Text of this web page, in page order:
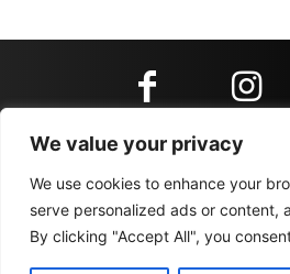
We value your privacy
We use cookies to enhance your
serve personalized ads or content,
By clicking "Accept All", you
KONTAKT
IMPRESSUM MARKETING